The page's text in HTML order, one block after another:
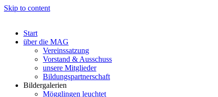
Skip to content
Start
über die MAG
Vereinssatzung
Vorstand & Ausschuss
unsere Mitglieder
Bildungspartnerschaft
Bildergalerien
Mögglingen leuchtet